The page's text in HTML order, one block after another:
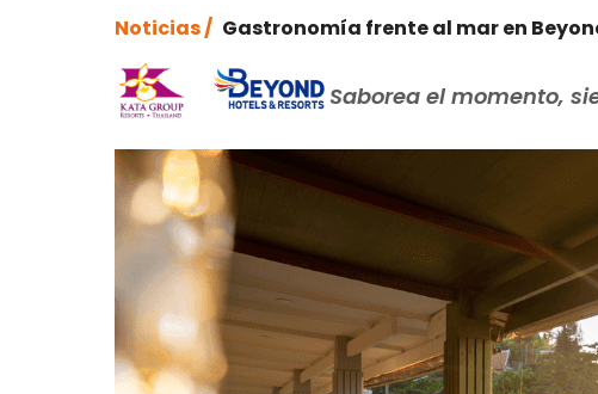
Noticias / Gastronomía frente al mar en
Saborea el momento,